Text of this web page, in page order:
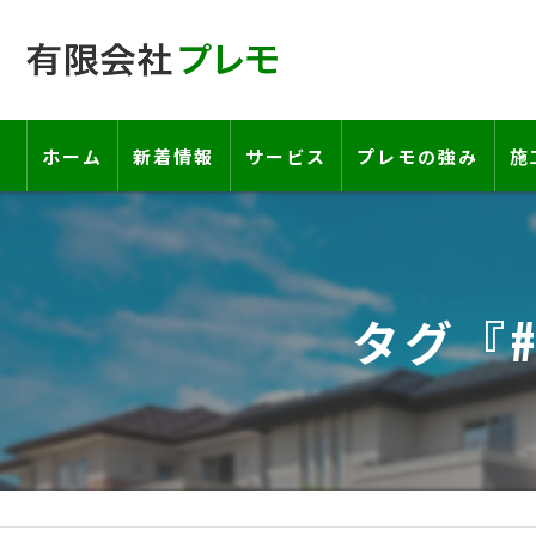
ホーム 新着情報 サービス
工事の流れ―契約書・保証書につ
お客様の声
プレモの強み 施
タグ『